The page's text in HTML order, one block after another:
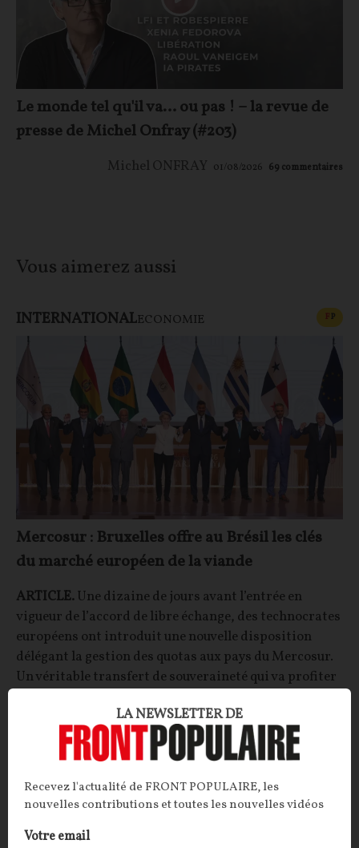
Le monde tel qu'il va… ou pas ! – la revue de
presse de Michel Onfray (#203)
Michel ONFRAY 01/08/2026 69 commentaires
Vous aimerez aussi
INTERNATIONALECONOMIE FP
Mercosur : Bruxelles offre au Brésil les clés
du marché européen de la viande
ARTICLE.Une dizaine de jours avant l’entrée en
vigueur de l’accord de libre échange, des technocrates
européens ont introduit une nouvelle disposition
délégant la gestion des quotas aux pays du Mercosur.
Un véritable transfert de souveraineté qui va profiter
éleveurs français.
La Rédaction
24/04/2026 commentaires
INTERNATIONALECONOMIE
LA NEWSLETTER DE
Recevez l'actualité de FRONT POPULAIRE, les
nouvelles contributions et toutes les nouvelles vidéos
Votre email